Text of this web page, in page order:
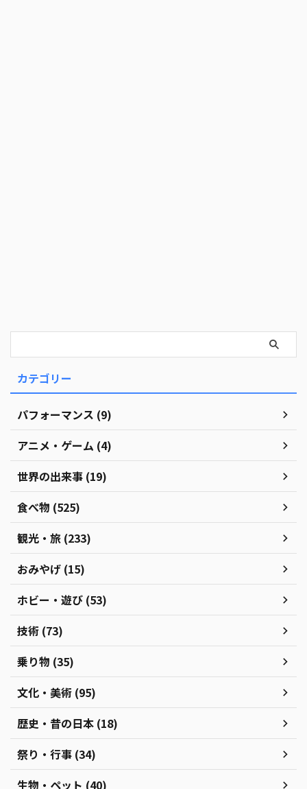
カテゴリー
パフォーマンス (9)
アニメ・ゲーム (4)
世界の出来事 (19)
食べ物 (525)
観光・旅 (233)
おみやげ (15)
ホビー・遊び (53)
技術 (73)
乗り物 (35)
文化・美術 (95)
歴史・昔の日本 (18)
祭り・行事 (34)
生物・ペット (40)